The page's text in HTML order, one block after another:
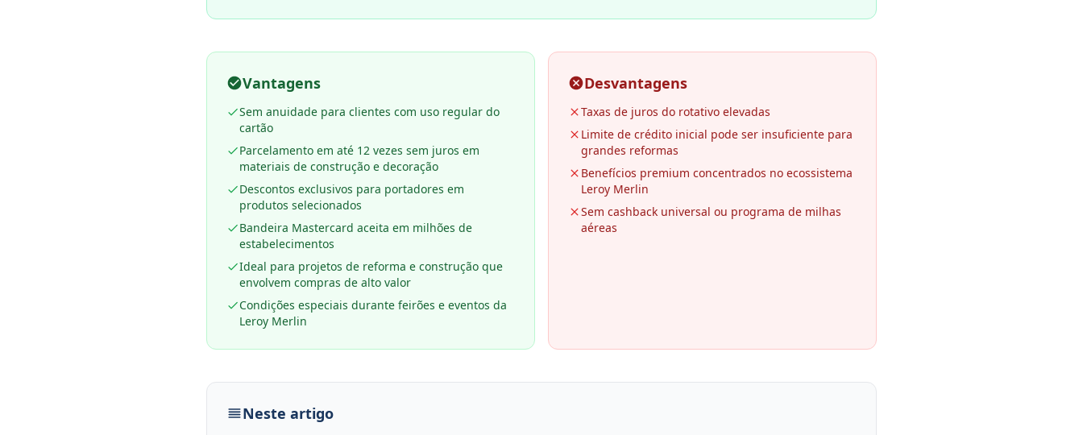
Vantagens
Sem anuidade para clientes com uso regular do
cartão
Parcelamento em até 12 vezes sem juros em
materiais de construção e decoração
Descontos exclusivos para portadores em
produtos selecionados
Bandeira Mastercard aceita em milhões de
estabelecimentos
Ideal para projetos de reforma e construção que
envolvem compras de alto valor
Condições especiais durante feirões e eventos da
Leroy Merlin
Desvantagens
Taxas de juros do rotativo elevadas
Limite de crédito inicial pode ser insuficiente para
grandes reformas
Benefícios premium concentrados no ecossistema
Leroy Merlin
Sem cashback universal ou programa de milhas
aéreas
Neste artigo